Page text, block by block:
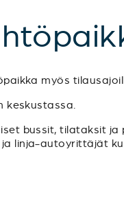
myös
keskustassa.
bussit, tilataksit ja
linja-autoyrittäjät